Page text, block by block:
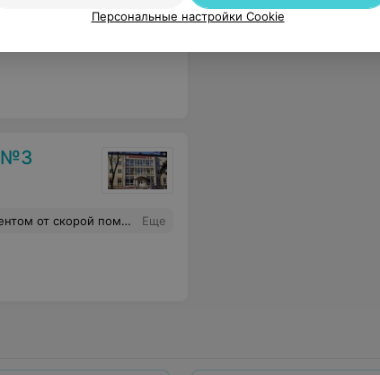
представителей в медицине
№3
все время направляли. Нет уважения и желания работать с пациентами? Тогда не работайте. Еще
Персональные настройки Cookie